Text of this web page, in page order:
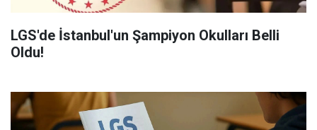
LGS'de İstanbul'un Şampiyon Okulları Belli
Oldu!